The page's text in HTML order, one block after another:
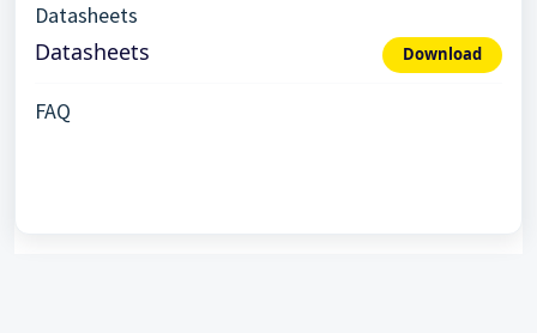
Datasheets
Datasheets Download
FAQ